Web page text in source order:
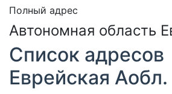
Полный адрес
Автономная область
Список адресов
Еврейская Аобл.